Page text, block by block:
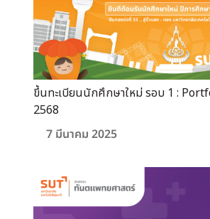
ขึ้นทะเบียนนักศึกษาใหม่ รอบ 1 :
2568
7 มีนาคม 2025